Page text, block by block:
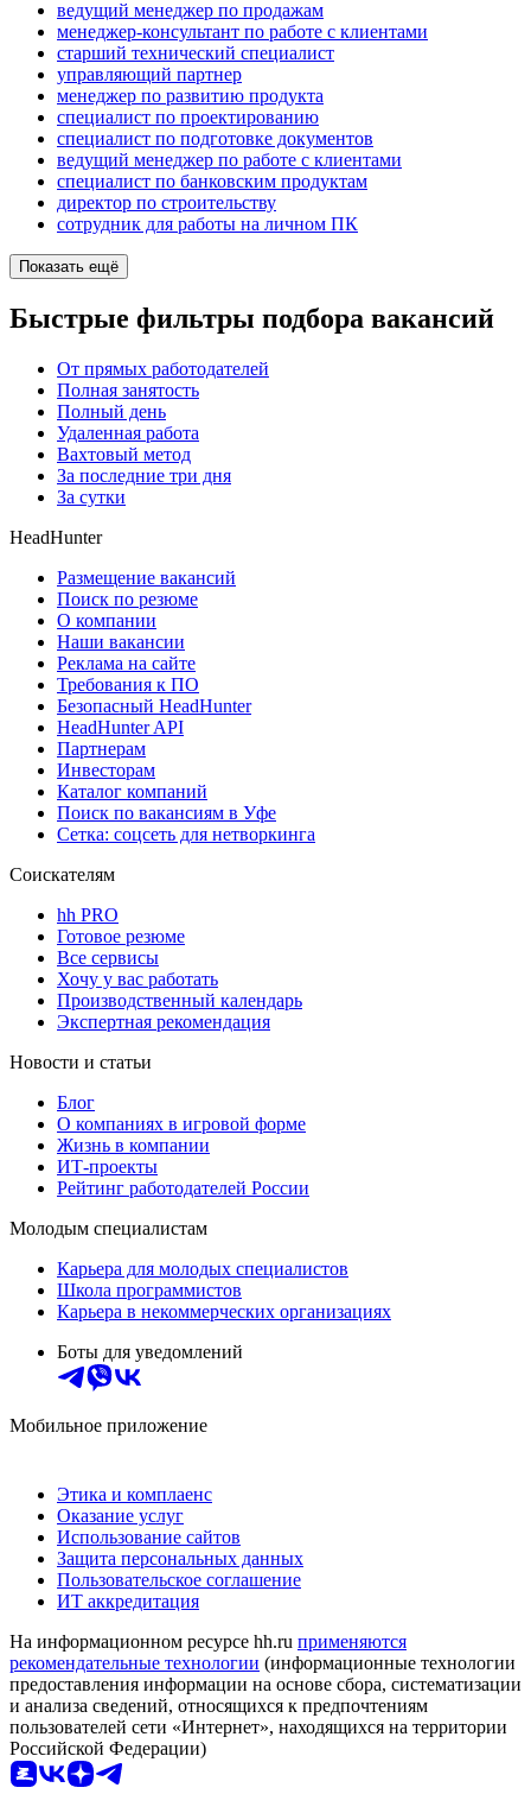
ведущий менеджер по продажам
менеджер-консультант по работе с клиентами
старший технический специалист
управляющий партнер
менеджер по развитию продукта
специалист по проектированию
специалист по подготовке документов
ведущий менеджер по работе с клиентами
специалист по банковским продуктам
директор по строительству
сотрудник для работы на личном ПК
Показать ещё
Быстрые фильтры подбора вакансий
От прямых работодателей
Полная занятость
Полный день
Удаленная работа
Вахтовый метод
За последние три дня
За сутки
HeadHunter
Размещение вакансий
Поиск по резюме
О компании
Наши вакансии
Реклама на сайте
Требования к ПО
Безопасный HeadHunter
HeadHunter API
Партнерам
Инвесторам
Каталог компаний
Поиск по вакансиям в Уфе
Сетка: соцсеть для нетворкинга
Соискателям
hh PRO
Готовое резюме
Все сервисы
Хочу у вас работать
Производственный календарь
Экспертная рекомендация
Новости и статьи
Блог
О компаниях в игровой форме
Жизнь в компании
ИТ-проекты
Рейтинг работодателей России
Молодым специалистам
Карьера для молодых специалистов
Школа программистов
Карьера в некоммерческих организациях
Боты для уведомлений
Мобильное приложение
Этика и комплаенс
Оказание услуг
Использование сайтов
Защита персональных данных
Пользовательское соглашение
ИТ аккредитация
На информационном ресурсе hh.ru применяются
рекомендательные технологии (информационные технологии
предоставления информации на основе сбора, систематизации
и анализа сведений, относящихся к предпочтениям
пользователей сети «Интернет», находящихся на территории
Российской Федерации)